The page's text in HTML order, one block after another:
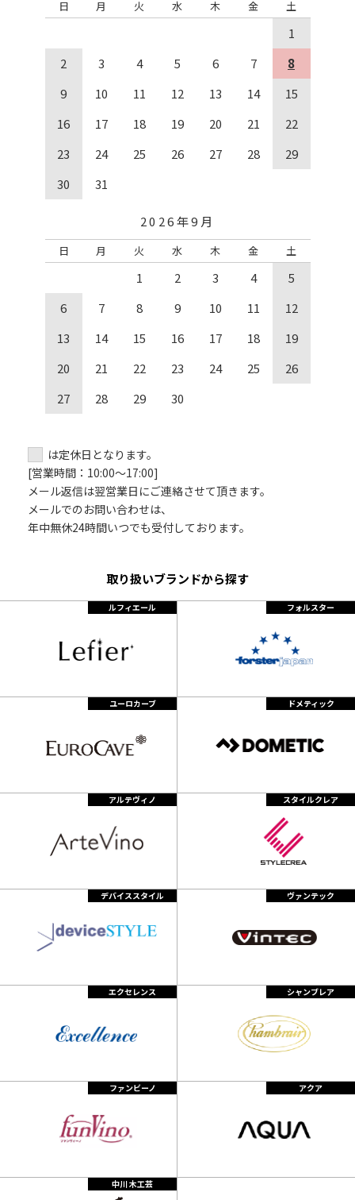
日 月 火 水 木 金 土
1
2
3 4 5 6 7
8
9
10 11 12 13 14
15
16
17 18 19 20 21
22
23
24 25 26 27 28
29
30
31
2026年9月
日 月 火 水 木 金 土
1 2 3 4
5
6
7 8 9 10 11
12
13
14 15 16 17 18
19
20
21 22 23 24 25
26
27
28 29 30
は定休日となります。
[営業時間：10:00～17:00]
メール返信は翌営業日にご連絡させて頂きます。
メールでのお問い合わせは、
年中無休24時間いつでも受付しております。
取り扱いブランドから探す
ルフィエール フォルスター
ユーロカーブ ドメティック
アルテヴィノ スタイルクレア
デバイススタイル ヴァンテック
エクセレンス シャンブレア
ファンビーノ アクア
中川 木工芸